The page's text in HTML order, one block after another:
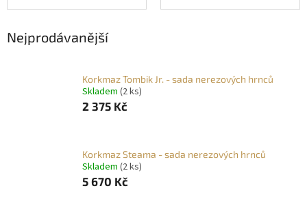
Nejprodávanější
Korkmaz Tombik Jr. - sada nerezových hrnců
Skladem (2 ks)
2 375 Kč
Korkmaz Steama - sada nerezových hrnců
Skladem (2 ks)
5 670 Kč